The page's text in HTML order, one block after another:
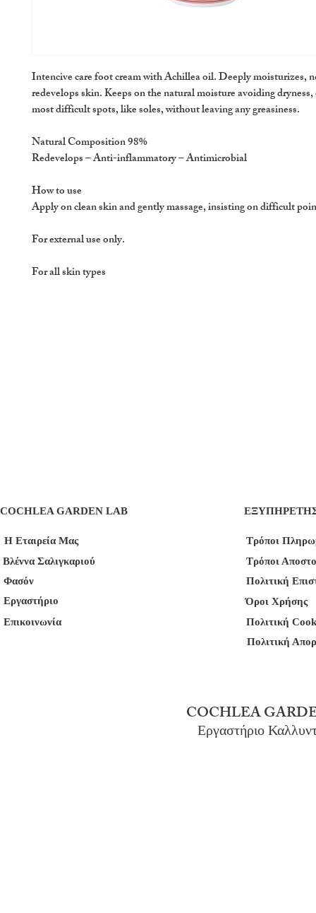
Intencive care foot cream with Achillea oil. Deeply moisturizes,
redevelops skin. Keeps on the natural moisture avoiding
most difficult spots, like soles, without leaving any greasiness.
Natural Composition 98%
Redevelops – Anti-inflammatory – Antimicrobial
How to use
Apply on clean skin and gently massage, insisting on difficult
For external use only.
For all skin types
COCHLEA GARDEN LAB
Η Εταιρεία Μας
Βλέννα Σαλιγκαριού
Φασόν
Εργαστήριο
Επικοινωνία
Τρόποι
Τρόποι
Πολιτική
Όροι Χρήσης
Πολιτική
Πολιτική
COCHLEA
Εργαστήριο